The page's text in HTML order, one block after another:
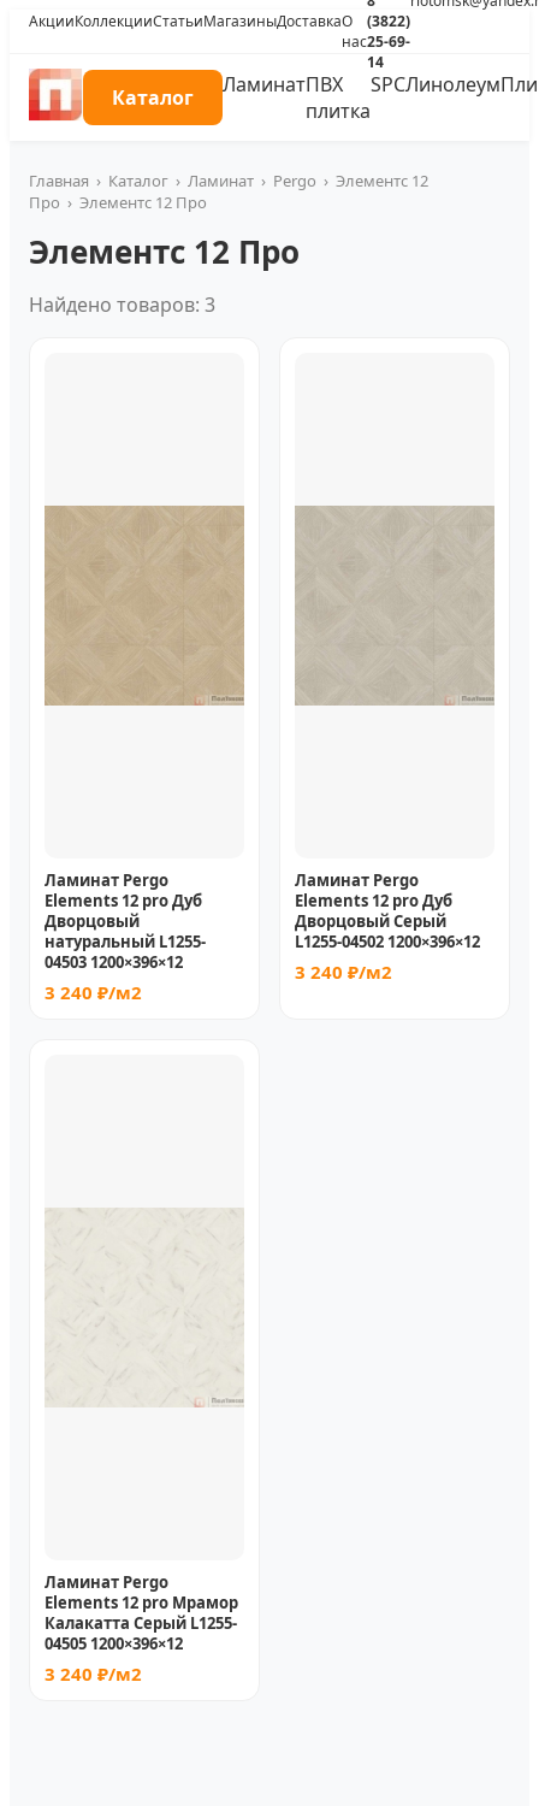
АкцииКоллекцииСтатьиМагазиныДоставкаО
нас
(3822)
25-69-
14
Каталог ЛаминатПВХ
плитка
SPCЛинолеум
Главная › Каталог › Ламинат › Pergo › Элементс 12
Про › Элементс 12 Про
Элементс 12 Про
Найдено товаров: 3
Ламинат Pergo
Elements 12 pro Дуб
Дворцовый
натуральный L1255-
04503 1200×396×12
3 240 ₽/м2
Ламинат Pergo
Elements 12 pro Дуб
Дворцовый Серый
L1255-04502 1200×396×12
3 240 ₽/м2
Ламинат Pergo
Elements 12 pro Мрамор
Калакатта Серый L1255-
04505 1200×396×12
3 240 ₽/м2